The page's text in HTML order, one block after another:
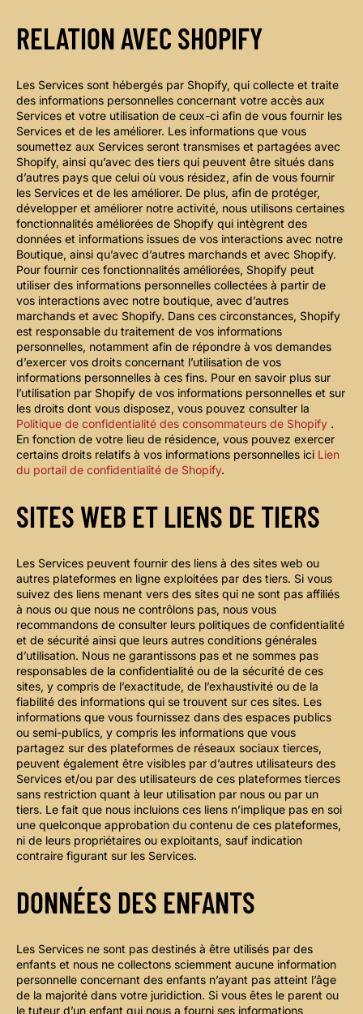
RELATION AVEC SHOPIFY
Les Services sont hébergés par Shopify, qui collecte et traite
des informations personnelles concernant votre accès aux
Services et votre utilisation de ceux-ci afin de vous fournir les
Services et de les améliorer. Les informations que vous
soumettez aux Services seront transmises et partagées avec
Shopify, ainsi qu’avec des tiers qui peuvent être situés dans
d’autres pays que celui où vous résidez, afin de vous fournir
les Services et de les améliorer. De plus, afin de protéger,
développer et améliorer notre activité, nous utilisons certaines
fonctionnalités améliorées de Shopify qui intègrent des
données et informations issues de vos interactions avec notre
Boutique, ainsi qu’avec d’autres marchands et avec Shopify.
Pour fournir ces fonctionnalités améliorées, Shopify peut
utiliser des informations personnelles collectées à partir de
vos interactions avec notre boutique, avec d’autres
marchands et avec Shopify. Dans ces circonstances, Shopify
est responsable du traitement de vos informations
personnelles, notamment afin de répondre à vos demandes
d’exercer vos droits concernant l’utilisation de vos
informations personnelles à ces fins. Pour en savoir plus sur
l’utilisation par Shopify de vos informations personnelles et sur
les droits dont vous disposez, vous pouvez consulter la
Politique de confidentialité des consommateurs de Shopify .
En fonction de votre lieu de résidence, vous pouvez exercer
certains droits relatifs à vos informations personnelles ici Lien
du portail de confidentialité de Shopify.
SITES WEB ET LIENS DE TIERS
Les Services peuvent fournir des liens à des sites web ou
autres plateformes en ligne exploitées par des tiers. Si vous
suivez des liens menant vers des sites qui ne sont pas affiliés
à nous ou que nous ne contrôlons pas, nous vous
recommandons de consulter leurs politiques de confidentialité
et de sécurité ainsi que leurs autres conditions générales
d’utilisation. Nous ne garantissons pas et ne sommes pas
responsables de la confidentialité ou de la sécurité de ces
sites, y compris de l’exactitude, de l’exhaustivité ou de la
fiabilité des informations qui se trouvent sur ces sites. Les
informations que vous fournissez dans des espaces publics
ou semi-publics, y compris les informations que vous
partagez sur des plateformes de réseaux sociaux tierces,
peuvent également être visibles par d’autres utilisateurs des
Services et/ou par des utilisateurs de ces plateformes tierces
sans restriction quant à leur utilisation par nous ou par un
tiers. Le fait que nous incluions ces liens n’implique pas en soi
une quelconque approbation du contenu de ces plateformes,
ni de leurs propriétaires ou exploitants, sauf indication
contraire figurant sur les Services.
DONNÉES DES ENFANTS
Les Services ne sont pas destinés à être utilisés par des
enfants et nous ne collectons sciemment aucune information
personnelle concernant des enfants n’ayant pas atteint l’âge
de la majorité dans votre juridiction. Si vous êtes le parent ou
le tuteur d’un enfant qui nous a fourni ses informations